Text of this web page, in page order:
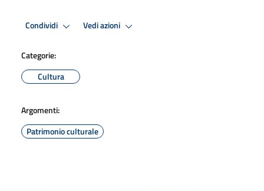
Condividi Vedi azioni
Categorie:
Cultura
Argomenti:
Patrimonio culturale